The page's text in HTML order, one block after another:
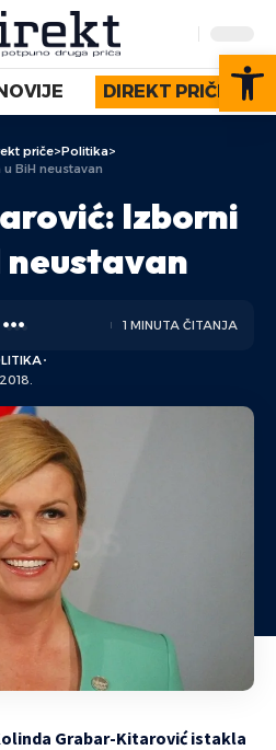
DIREKT PRIČE
priče>Politika>
BiH neustavan
Izborni
neustavan
1 MINUTA ČITANJA
Grabar-Kitarović istakla